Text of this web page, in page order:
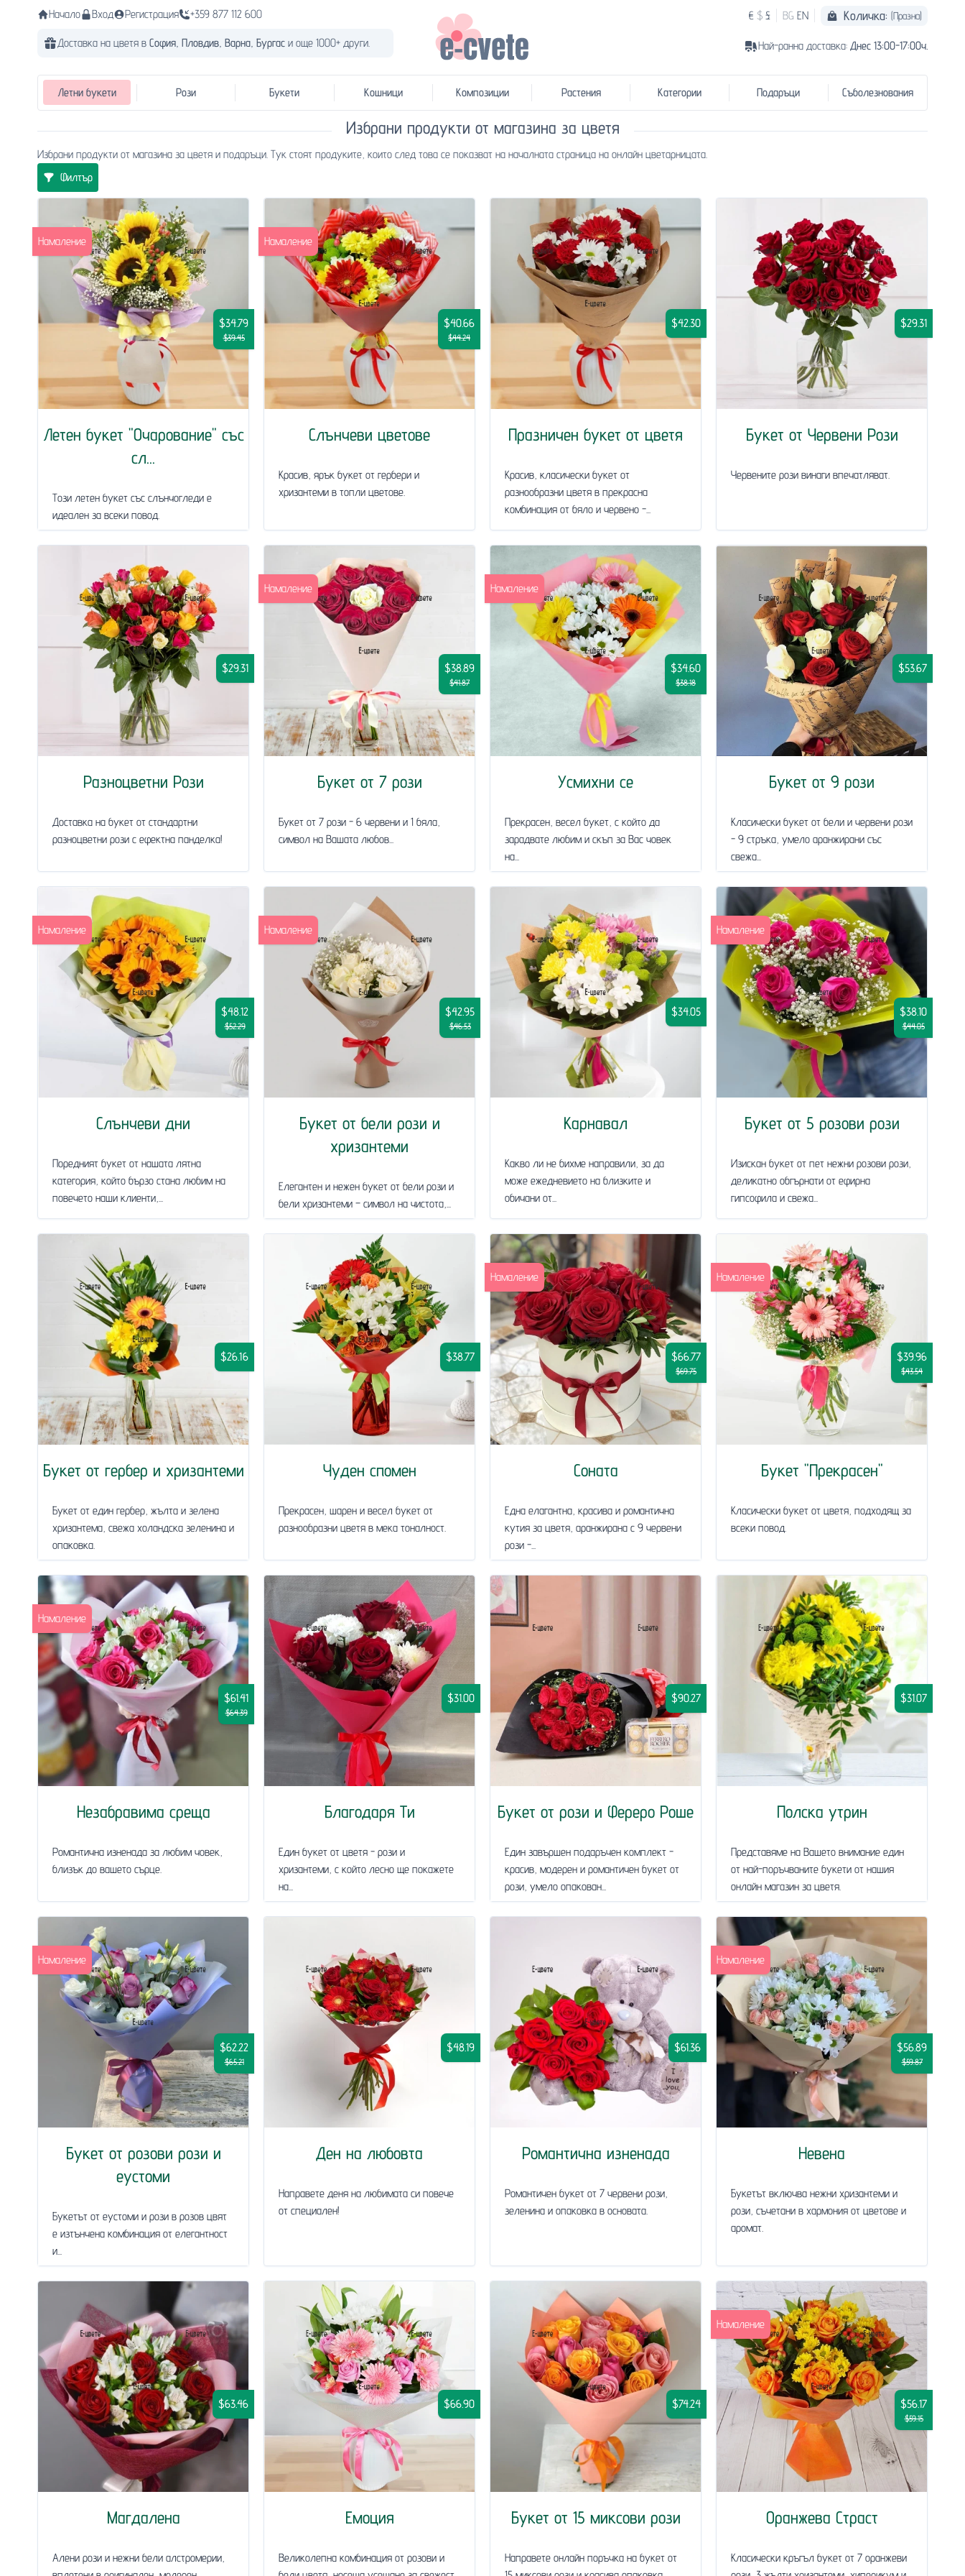
Начало Вход Регистрация +359 877 112 600
Доставка на цветя в София, Пловдив, Варна, Бургас и още 1000+ други.
€ $ £ BG EN Количка: (Празна)
Най-ранна доставка: Днес 13:00-17:00ч.
Летни букети Рози Букети Кошници Композиции Растения Категории Подаръци Съболезнования
Избрани продукти от магазина за цветя
Избрани продукти от магазина за цветя и подаръци. Тук стоят продуките, които след това се показват на началната страница на онлайн цветарницата.
Филтър
Летен букет "Очарование" със
сл...
$34.79
$39.45
Намаление
Този летен букет със слънчогледи е
идеален за всеки повод.
Слънчеви цветове
$40.66
$44.24
Намаление
Красив, ярък букет от гербери и
хризантеми в топли цветове.
Празничен букет от цветя
$42.30
Красив, класически букет от
разнообразни цветя в прекрасна
комбинация от бяло и червено -...
Букет от Червени Рози
$29.31
Червените рози винаги впечатляват.
Разноцветни Рози
$29.31
Доставка на букет от стандартни
разноцветни рози с ефектна панделка!
Букет от 7 рози
$38.89
$41.87
Намаление
Букет от 7 рози - 6 червени и 1 бяла,
символ на Вашата любов...
Усмихни се
$34.60
$38.18
Намаление
Прекрасен, весел букет, с който да
зарадвате любим и скъп за Вас човек
на...
Букет от 9 рози
$53.67
Класически букет от бели и червени рози
- 9 стръка, умело аранжирани със
свежа...
Слънчеви дни
$48.12
$52.29
Намаление
Поредният букет от нашата лятна
категория, който бързо стана любим на
повечето наши клиенти,...
Букет от бели рози и
хризантеми
$42.95
$46.53
Намаление
Елегантен и нежен букет от бели рози и
бели хризантеми – символ на чистота,...
Карнавал
$34.05
Какво ли не бихме направили, за да
може ежедневието на близките и
обичани от...
Букет от 5 розови рози
$38.10
$44.05
Намаление
Изискан букет от пет нежни розови рози,
деликатно обгърнати от ефирна
гипсофила и свежа...
Букет от гербер и хризантеми
$26.16
Букет от един гербер, жълта и зелена
хризантема, свежа холандска зеленина и
опаковка.
Чуден спомен
$38.77
Прекрасен, шарен и весел букет от
разнообразни цветя в мека тоналност.
Соната
$66.77
$69.75
Намаление
Една елагантна, красива и романтична
кутия за цветя, аранжирана с 9 червени
рози -...
Букет "Прекрасен"
$39.96
$43.54
Намаление
Класически букет от цветя, подходящ за
всеки повод.
Незабравима среща
$61.41
$64.39
Намаление
Романтична изненада за любим човек,
близък до вашето сърце.
Благодаря Ти
$31.00
Един букет от цветя - рози и
хризантеми, с който лесно ще покажете
на...
Букет от рози и Фереро Роше
$90.27
Един завършен подаръчен комплект -
красив, модерен и романтичен букет от
рози, умело опакован...
Полска утрин
$31.07
Представяме на Вашето внимание един
от най-поръчваните букети от нашия
онлайн магазин за цветя.
Букет от розови рози и
еустоми
$62.22
$65.21
Намаление
Букетът от еустоми и рози в розов цвят
е изтънчена комбинация от елегантност
и...
Ден на любовта
$48.19
Направете деня на любимата си повече
от специален!
Романтична изненада
$61.36
Романтичен букет от 7 червени рози,
зеленина и опаковка в основата.
Невена
$56.89
$59.87
Намаление
Букетът включва нежни хризантеми и
рози, съчетани в хармония от цветове и
аромат.
Магдалена
$63.46
Алени рози и нежни бели алстромерии,
Емоция
$66.90
Великолепна комбинация от розови и
Букет от 15 миксови рози
$74.24
Направете онлайн поръчка на букет от
Оранжева Страст
$56.17
$59.15
Намаление
Класически кръгъл букет от 7 оранжеви